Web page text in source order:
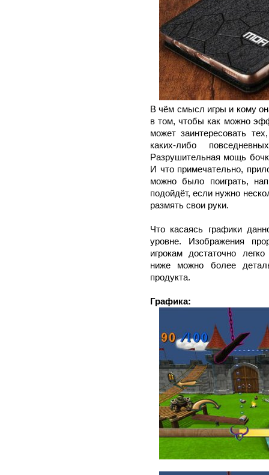
В чём смысл игры и кому
в том, чтобы как можно
может заинтересовать
каких-либо
Разрушительная мощь
И что примечательно,
можно было поиграть,
подойдёт, если нужно
размять свои руки.
Что касаясь графики
уровне. Изображения
игрокам достаточно
ниже можно более
продукта.
Графика: